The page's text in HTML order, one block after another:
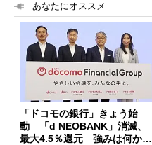
あなたにオススメ
「ドコモの銀行」きょう始
動 「d NEOBANK」消滅、
最大4.5％還元 強みは何か解